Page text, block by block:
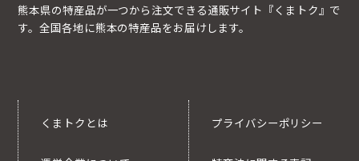
熊本県の特産品が一つから注文できる通販サイト『くまトク』で
す。全国各地に熊本の特産品をお届けします。
くまトクとは プライバシーポリシー